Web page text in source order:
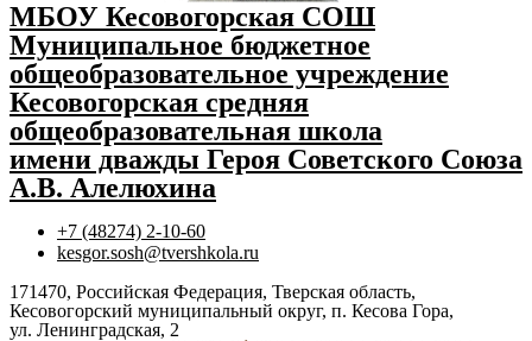
МБОУ Кесовогорская СОШ
Муниципальное бюджетное
общеобразовательное учреждение
Кесовогорская средняя
общеобразовательная школа
имени дважды Героя Советского Союза
А.В. Алелюхина
+7 (48274) 2-10-60
kesgor.sosh@tvershkola.ru
171470, Российская Федерация, Тверская область,
Кесовогорский муниципальный округ, п. Кесова Гора,
ул. Ленинградская, 2